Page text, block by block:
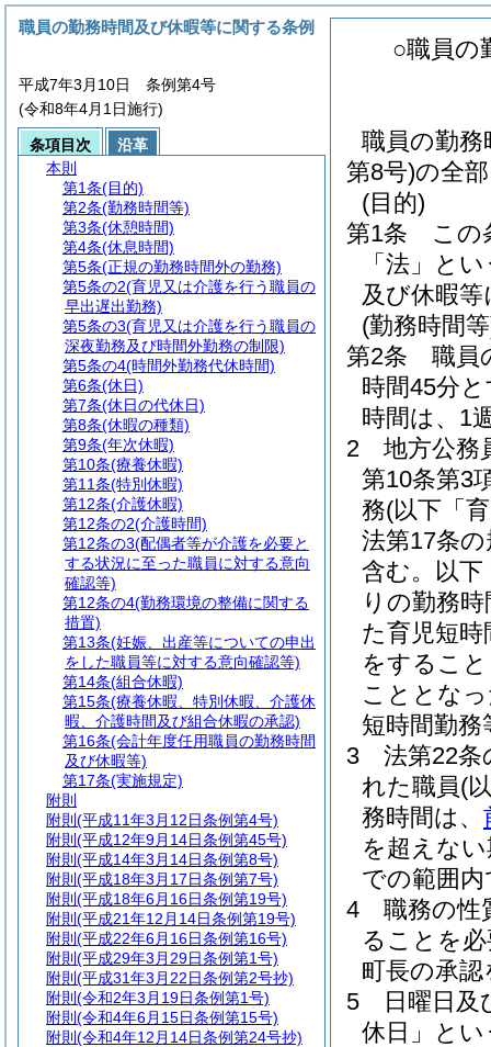
○職員の
職員の勤務
第8号)の全
(目的)
第1条
この
「法」と
及び休暇
(勤務時間
第2条
職員
時間45分
時間は、1
2
地方公務
第10条第3
務(以下「
法第17条
含む。以下
りの勤務
た育児短
をするこ
こととな
短時間勤
3
法第22条
れた職員(
務時間は、
を超えな
での範囲
4
職務の性
ることを
町長の承
5
日曜日及
休日」とい
職員の勤務時間及び休暇等に関する条例
平成7年3月10日 条例第4号
(令和8年4月1日施行)
条項目次
沿革
本則
第1条(目的)
第2条(勤務時間等)
第3条(休憩時間)
第4条(休息時間)
第5条(正規の勤務時間外の勤務)
第5条の2(育児又は介護を行う職員の
早出遅出勤務)
第5条の3(育児又は介護を行う職員の
深夜勤務及び時間外勤務の制限)
第5条の4(時間外勤務代休時間)
第6条(休日)
第7条(休日の代休日)
第8条(休暇の種類)
第9条(年次休暇)
第10条(療養休暇)
第11条(特別休暇)
第12条(介護休暇)
第12条の2(介護時間)
第12条の3(配偶者等が介護を必要と
する状況に至った職員に対する意向
確認等)
第12条の4(勤務環境の整備に関する
措置)
第13条(妊娠、出産等についての申出
をした職員等に対する意向確認等)
第14条(組合休暇)
第15条(療養休暇、特別休暇、介護休
暇、介護時間及び組合休暇の承認)
第16条(会計年度任用職員の勤務時間
及び休暇等)
第17条(実施規定)
附則
附則 (平成11年3月12日条例第4号)
附則 (平成12年9月14日条例第45号)
附則 (平成14年3月14日条例第8号)
附則 (平成18年3月17日条例第7号)
附則 (平成18年6月16日条例第19号)
附則 (平成21年12月14日条例第19号)
附則 (平成22年6月16日条例第16号)
附則 (平成29年3月29日条例第1号)
附則 (平成31年3月22日条例第2号抄)
附則 (令和2年3月19日条例第1号)
附則 (令和4年6月15日条例第15号)
附則 (令和4年12月14日条例第24号抄)